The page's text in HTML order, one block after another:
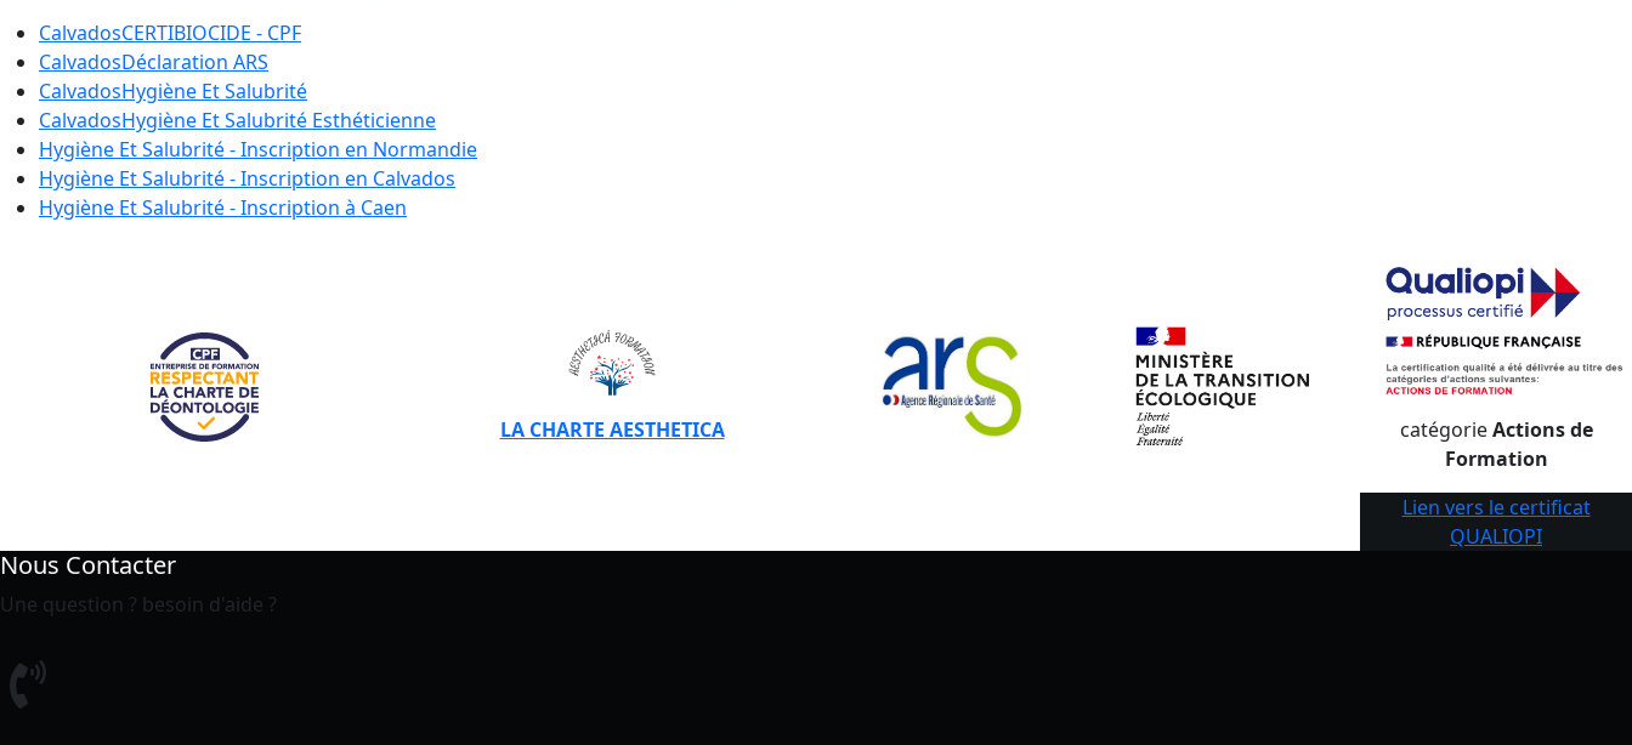
CalvadosCERTIBIOCIDE - CPF
CalvadosDéclaration ARS
CalvadosHygiène Et Salubrité
CalvadosHygiène Et Salubrité Esthéticienne
Hygiène Et Salubrité - Inscription en Normandie
Hygiène Et Salubrité - Inscription en Calvados
Hygiène Et Salubrité - Inscription à Caen
LA CHARTE AESTHETICA catégorieActions de
Formation
Lien vers le certificat
QUALIOPI
Nous Contacter
Une question ? besoin d'aide ?